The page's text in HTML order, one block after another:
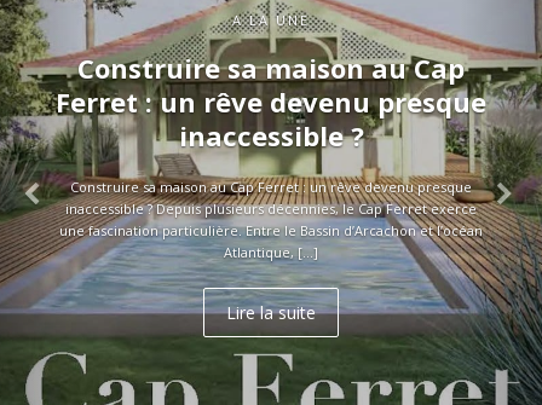
A LA UNE
Construire sa maison au Cap
Ferret : un rêve devenu presque
inaccessible ?
Construire sa maison au Cap Ferret : un rêve devenu presque
inaccessible ? Depuis plusieurs décennies, le Cap Ferret exerce
une fascination particulière. Entre le Bassin d’Arcachon et l’océan
Atlantique, […]
Lire la suite